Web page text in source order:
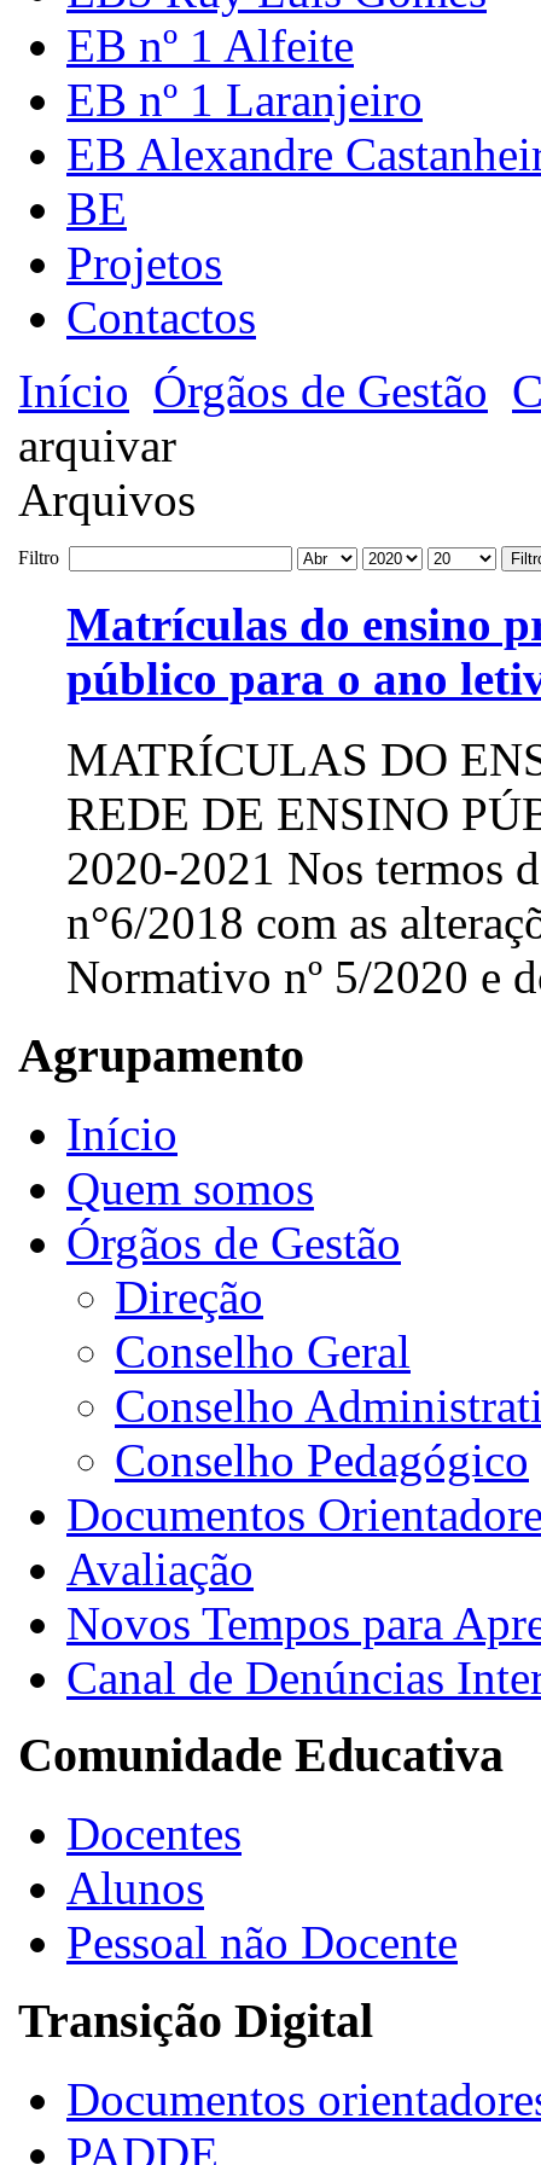
EB nº 1 Alfeite
EB nº 1 Laranjeiro
EB Alexandre
BE
Projetos
Contactos
Início Órgãos de Gestão
arquivar
Arquivos
Filtro
Matrículas do ensino
público para o ano
MATRÍCULAS DO
REDE DE ENSINO
2020-2021 Nos termos
n°6/2018 com as
Normativo nº 5/2020 e
Agrupamento
Início
Quem somos
Órgãos de Gestão
Direção
Conselho Geral
Conselho
Conselho Pedagógico
Documentos
Avaliação
Novos Tempos para
Canal de Denúncias
Comunidade Educativa
Docentes
Alunos
Pessoal não Docente
Transição Digital
Documentos
PADDE